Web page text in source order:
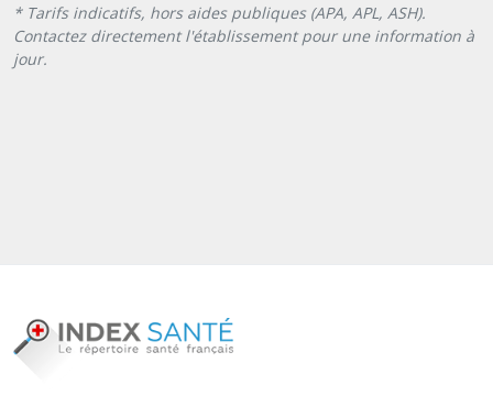
* Tarifs indicatifs, hors aides publiques (APA, APL, ASH).
Contactez directement l'établissement pour une information à
jour.